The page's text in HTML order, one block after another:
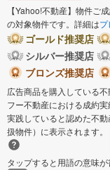
【Yahoo!不動産】物件ご
の対象物件です。詳細は
ゴールド推奨店
シルバー推奨店
ブロンズ推奨店
広告商品を購入している
フー不動産における成約
実践していると認めた不
扱物件）に表示されます。
タップすると用語の意味が